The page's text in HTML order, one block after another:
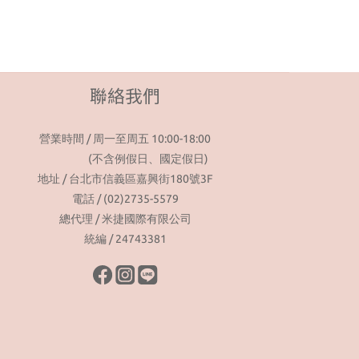
聯絡我們
營業時間 / 周一至周五 10:00-18:00
(不含例假日、國定假日)
地址 / 台北市信義區嘉興街180號3F
電話 / (02)2735-5579
總代理 / 米捷國際有限公司
統編 / 24743381